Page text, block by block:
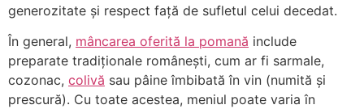
generozitate și respect față de sufletul celui decedat.
În general, mâncarea oferită la pomană include
preparate tradiționale românești, cum ar fi sarmale,
cozonac, colivă sau pâine îmbibată în vin (numită și
prescură). Cu toate acestea, meniul poate varia în